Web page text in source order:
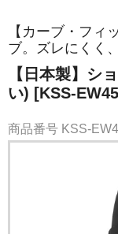
【カーブ・フィ
ブ。ズレにくく
【日本製】シ
い) [KSS-
商品番号 KSS-